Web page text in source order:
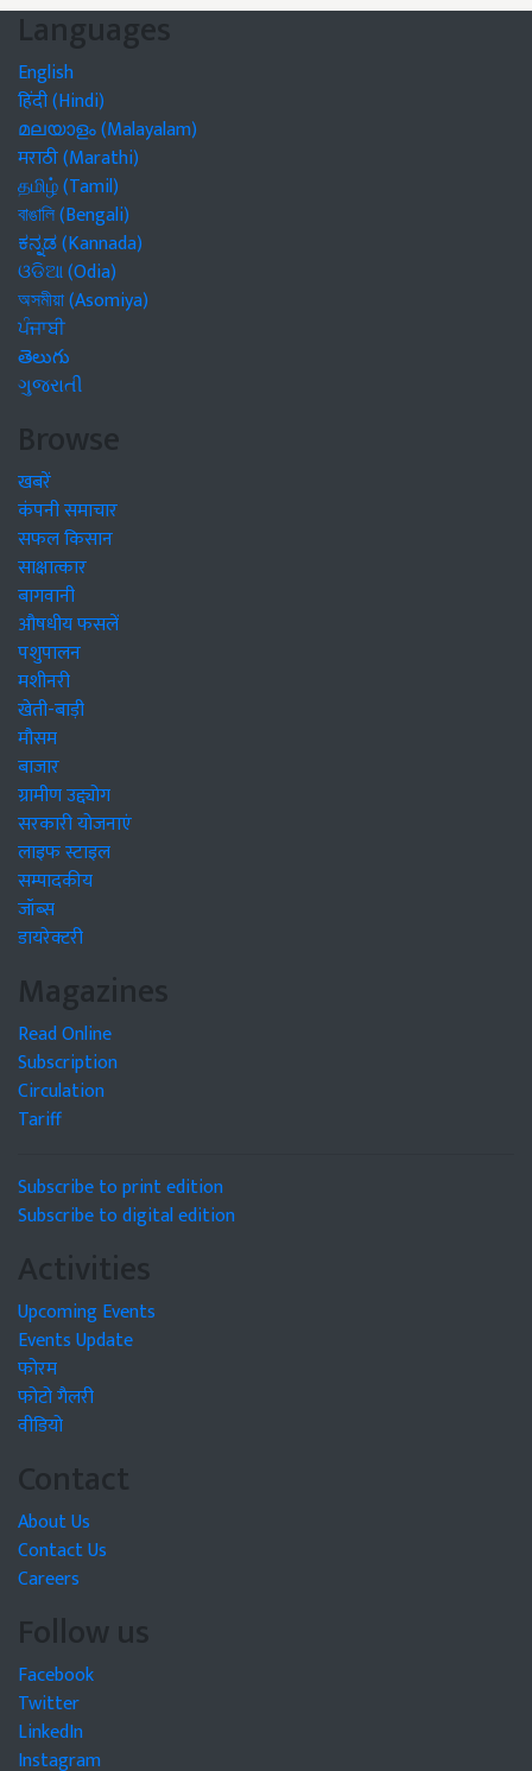
Languages
English
हिंदी (Hindi)
മലയാളം (Malayalam)
मराठी (Marathi)
தமிழ் (Tamil)
বাঙালি (Bengali)
ಕನ್ನಡ (Kannada)
ଓଡିଆ (Odia)
অসমীয়া (Asomiya)
ਪੰਜਾਬੀ
తెలుగు
ગુજરાતી
Browse
खबरें
कंपनी समाचार
सफल किसान
साक्षात्कार
बागवानी
औषधीय फसलें
पशुपालन
मशीनरी
खेती-बाड़ी
मौसम
बाजार
ग्रामीण उद्द्योग
सरकारी योजनाएं
लाइफ स्टाइल
सम्पादकीय
जॉब्स
डायरेक्टरी
Magazines
Read Online
Subscription
Circulation
Tariff
Subscribe to print edition
Subscribe to digital edition
Activities
Upcoming Events
Events Update
फोरम
फोटो गैलरी
वीडियो
Contact
About Us
Contact Us
Careers
Follow us
Facebook
Twitter
LinkedIn
Instagram